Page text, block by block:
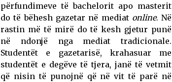
përfundimeve të bachelorit apo masterit
do të bëhesh gazetar në mediat online. Në
rastin më të mirë do të kesh gjetur punë
në ndonjë nga mediat tradicionale.
Studentët e gazetarisë, krahasuar me
studentët e degëve të tjera, janë të vetmit
që nisin të punojnë që në vit të parë në